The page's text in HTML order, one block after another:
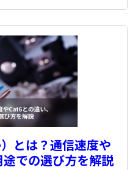
とは？通信速度や
での選び方を解説